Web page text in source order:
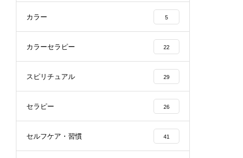
カラー 5
カラーセラピー 22
スピリチュアル 29
セラピー 26
セルフケア・習慣 41